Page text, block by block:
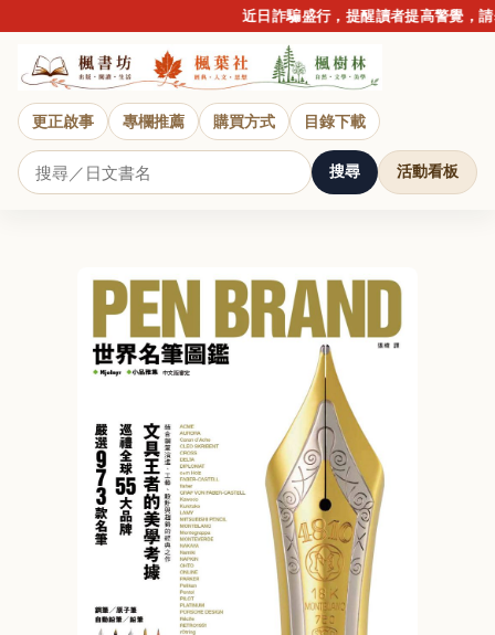
近日詐騙盛行，提醒讀者提高警覺，請
更正啟事 專欄推薦 購買方式 目錄下載
搜尋 活動看板